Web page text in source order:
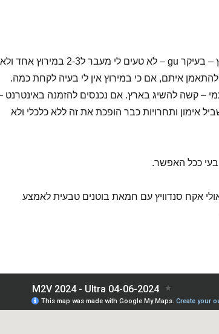
אני לא אוהב את הגלים שיש בארץ – בעיקר gu – לא טעים לי מעבר ל2-3 במירוץ אחד ולא
איתם, אם כי במירוץ אין לי בעיה לקחת כמה.
– קשה להשיג בארץ. אם נכנסים להזמנה באינטרנט
אימון ותחרויות כבר הופכת את זה ללא כלכלי ולא
ככל האפשר.
אקח סנדוויץ עם חמאת בוטנים טבעית לאמצע